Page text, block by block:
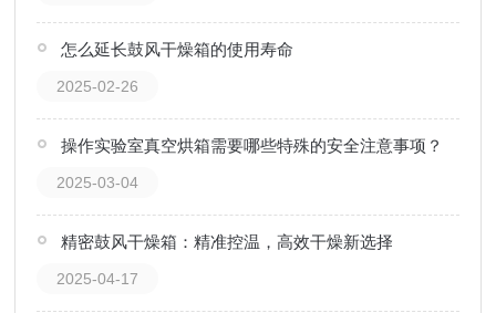
怎么延长鼓风干燥箱的使用寿命
2025-02-26
操作实验室真空烘箱需要哪些特殊的安全注意事项？
2025-03-04
精密鼓风干燥箱：精准控温，高效干燥新选择
2025-04-17